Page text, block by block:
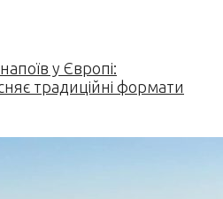
у Європі:
традиційні формати